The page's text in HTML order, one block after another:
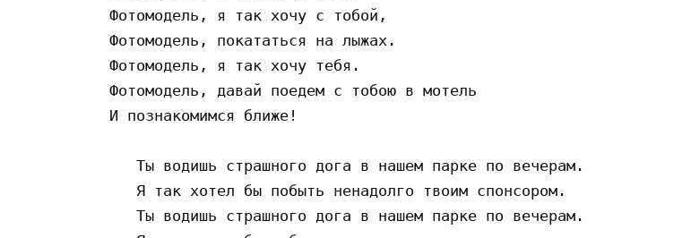
Фотомодель, я так хочу с тобой,
Фотомодель, покататься на лыжах.
Фотомодель, я так хочу тебя.
Фотомодель, давай поедем с тобою в мотель
И познакомимся ближе!
   Ты водишь страшного дога в нашем парке по вечерам.
   Я так хотел бы побыть ненадолго твоим спонсором.
   Ты водишь страшного дога в нашем парке по вечерам.